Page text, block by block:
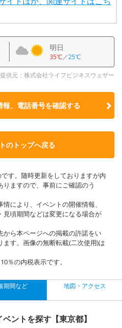
明日
35℃／25℃
供元：株式会社ライフビジネスウェザー
、電話番号を確認する
のトップへ戻る
す。随時更新をしておりますが内
ますので、事前にご確認のう
により、イベントの開催情報、
頃期間などは変更になる場合が
ら本ページへの掲載の許諾をい
す。画像の無断転載(二次使用)は
％の内税表示です。
期間など 地図・アクセス
ントを探す【東京都】